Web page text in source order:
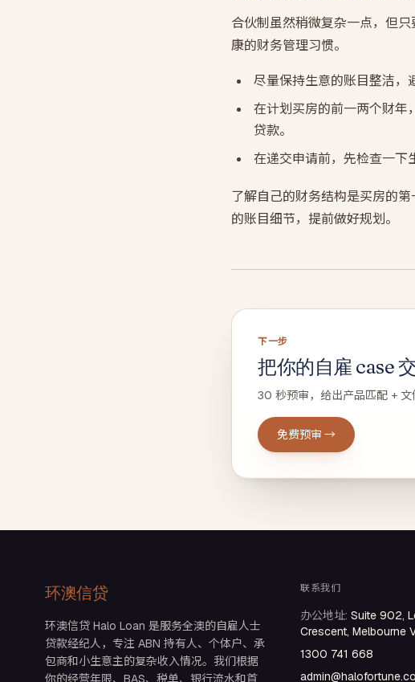
合伙制虽然稍微复杂一点，但
康的财务管理习惯。
尽量保持生意的账目整洁，
在计划买房的前一两个财年
贷款。
在递交申请前，先检查一下
了解自己的财务结构是买房的
的账目细节，提前做好规划。
下一步
把你的自雇 case
30 秒预审，给出产品匹配 + 文
免费预审 →
环澳信贷
环澳信贷 Halo Loan 是服务全澳的自雇人士
贷款经纪人，专注 ABN 持有人、个体户、承
包商和小生意主的复杂收入情况。我们根据
你的经营年限、BAS、税单、银行流水和首
联系我们
办公地址: Suite 902,
Crescent, Melbourne
1300 741 668